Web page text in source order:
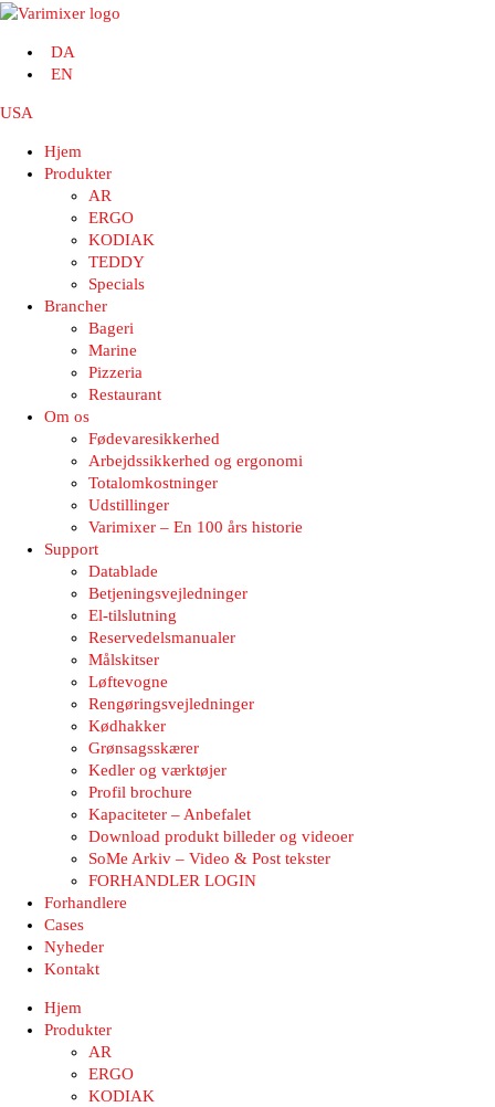
DA
EN
USA
Hjem
Produkter
AR
ERGO
KODIAK
TEDDY
Specials
Brancher
Bageri
Marine
Pizzeria
Restaurant
Om os
Fødevaresikkerhed
Arbejdssikkerhed og ergonomi
Totalomkostninger
Udstillinger
Varimixer – En 100 års historie
Support
Datablade
Betjeningsvejledninger
El-tilslutning
Reservedelsmanualer
Målskitser
Løftevogne
Rengøringsvejledninger
Kødhakker
Grønsagsskærer
Kedler og værktøjer
Profil brochure
Kapaciteter – Anbefalet
Download produkt billeder og videoer
SoMe Arkiv – Video & Post tekster
FORHANDLER LOGIN
Forhandlere
Cases
Nyheder
Kontakt
Hjem
Produkter
AR
ERGO
KODIAK